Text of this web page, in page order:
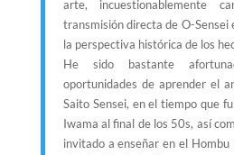
arte, incuestionablemente
transmisión directa de O-Sensei
la perspectiva histórica de los
He sido bastante
oportunidades de aprender el
Saito Sensei, en el tiempo que
Iwama al final de los 50s, así
invitado a enseñar en el Hombu